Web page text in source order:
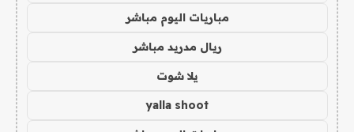
مباريات اليوم مباشر
ريال مدريد مباشر
يلا شوت
yalla shoot